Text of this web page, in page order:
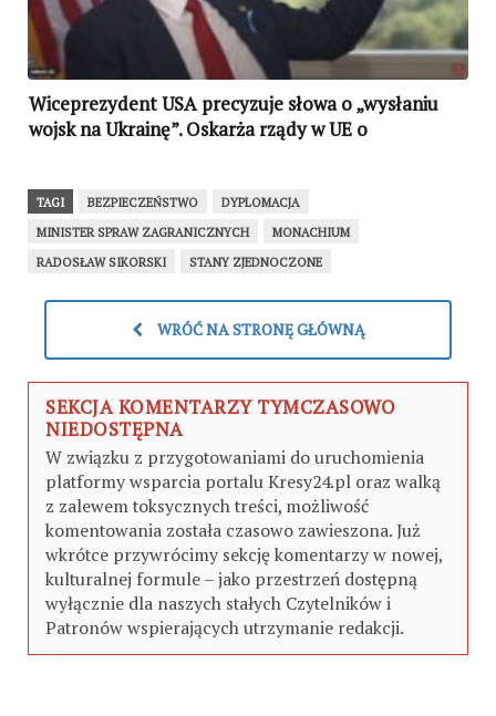
Wiceprezydent USA precyzuje słowa o „wysłaniu
wojsk na Ukrainę”. Oskarża rządy w UE o
TAGI BEZPIECZEŃSTWO
DYPLOMACJA
MINISTER SPRAW ZAGRANICZNYCH
MONACHIUM
RADOSŁAW SIKORSKI
STANY ZJEDNOCZONE
WRÓĆ NA STRONĘ GŁÓWNĄ
SEKCJA KOMENTARZY TYMCZASOWO
NIEDOSTĘPNA
W związku z przygotowaniami do uruchomienia
platformy wsparcia portalu Kresy24.pl oraz walką
z zalewem toksycznych treści, możliwość
komentowania została czasowo zawieszona. Już
wkrótce przywrócimy sekcję komentarzy w nowej,
kulturalnej formule – jako przestrzeń dostępną
wyłącznie dla naszych stałych Czytelników i
Patronów wspierających utrzymanie redakcji.